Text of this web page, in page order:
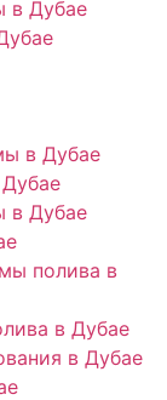
в Дубае
в Дубае
в Дубае
полива в
в Дубае
в Дубае